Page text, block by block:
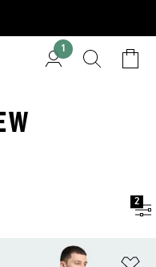
1
2
zetten